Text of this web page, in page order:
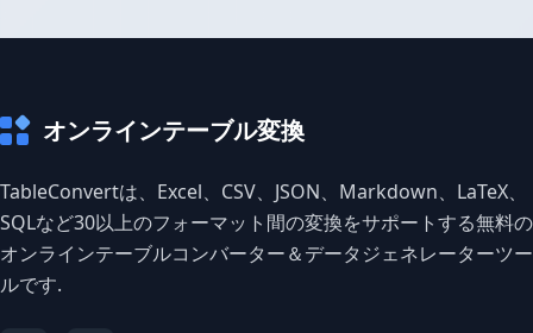
オンラインテーブル変換
TableConvertは、Excel、CSV、JSON、Markdown、LaTeX、
SQLなど30以上のフォーマット間の変換をサポートする無料の
オンラインテーブルコンバーター＆データジェネレーターツー
ルです.